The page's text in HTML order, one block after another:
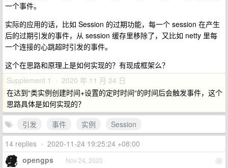
一个事件。
实际的应用的话，比如 Session 的过期功能，每一个 session 在产生
后的过期引发的事件，从 session 缓存里移除了，又比如 netty 里每
一个连接的心跳超时引发的事件。
这个在思路和原理上是如何实现的？有现成框架么？
Supplement 1 · 2020 年 11 月 24 日
在达到“类实例创建时间+设置的定时时间“的时间后会触发事件，这个
思路具体是如何实现的？
引发
事件 实例
Session
14 replies • 2020-11-24 19:25:24 +08:00
1
opengps Nov 24, 2020